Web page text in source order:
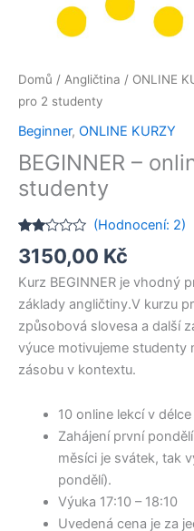
Domů / Angličtina / ONLINE
pro 2 studenty
Beginner, ONLINE KURZY
BEGINNER –
studenty
2.00
na
základě
hodnocení
zákazníků
(Hodnocení: 2)
3150,00 Kč
Kurz BEGINNER je vhodný
základy angličtiny.V kurzu
způsobová slovesa a další
výuce motivujeme studenty
zásobu v kontextu.​
10 online lekcí v
Zahájení první
měsíci je svátek, tak
pondělí).
Výuka 17:10 – 18:10
Uvedená cena je za